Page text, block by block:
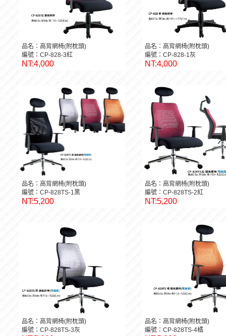
品名：高背網椅(附枕頭)
編號：CP-828-3紅
NT:4,000
品名：高背網椅(附枕頭)
編號：CP-828-1灰
NT:4,000
品名：高背網椅(附枕頭)
編號：CP-828TS-1黑
NT:5,200
品名：高背網椅(附枕頭)
編號：CP-828TS-2紅
NT:5,200
品名：高背網椅(附枕頭)
編號：CP-828TS-3灰
品名：高背網椅(附枕頭)
編號：CP-828TS-4橘